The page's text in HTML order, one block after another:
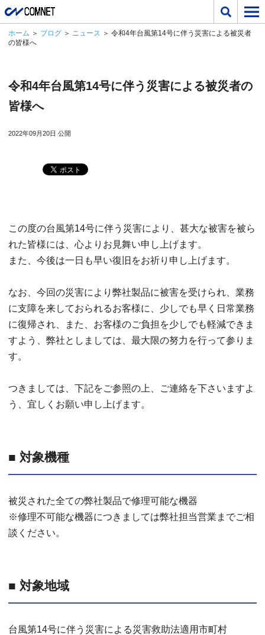
ホーム ＞ ブログ ＞ ニュース ＞ 令和4年台風第14号に伴う災害による被災者
の皆様へ
令和4年台風第14号に伴う災害による被災者の
皆様へ
2022年09月20日 公開
この度の台風第14号に伴う災害により、甚大な被害を被ら
れた皆様には、心よりお見舞い申し上げます。
また、今後は一日も早い復旧をお祈り申し上げます。
なお、今回の災害により弊社製品に被害を受けられ、業務
に支障を来しておられるお客様に、少しでも早く日常業務
に復帰され、また、お客様のご負担を少しでも軽減できま
すよう、弊社としましては、最大限の努力を行って参りま
す。
つきましては、下記をご参照の上、ご連絡を下さいますよ
う、宜しくお願い申し上げます。
■ 対象機種
被災された全ての弊社製品で修理可能な機器
※修理不可能な機器につきましては弊社担当営業までご相
談ください。
■ 対象地域
台風第14号に伴う災害による災害救助法適用市町村